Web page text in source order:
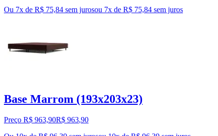
Ou 7x de R$ 75,84 sem jurosou 7x de R$ 75,84 sem juros
Base Marrom (193x203x23)
Preço R$ 963,90R$ 963,90